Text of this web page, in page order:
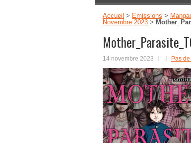
Accueil > Emissions >
Novembre 2023 >
14 novembre 2023 Pas